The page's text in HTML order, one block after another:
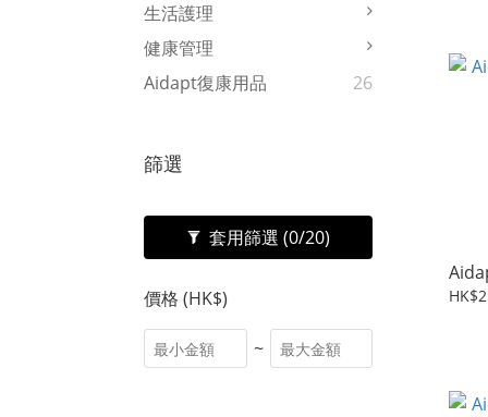
生活護理
健康管理
Aidapt復康用品
26
篩選
套用篩選 (0/20)
價格 (HK$)
~